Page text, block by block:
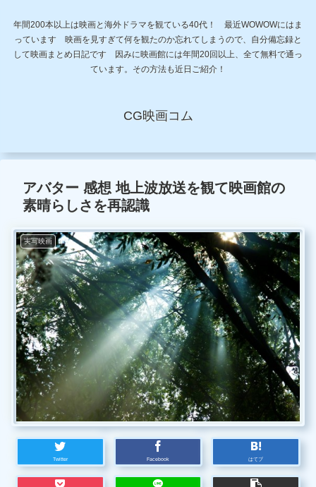
年間200本以上は映画と海外ドラマを観ている40代！ 最近WOWOWにはま
っています 映画を見すぎて何を観たのか忘れてしまうので、自分備忘録と
して映画まとめ日記です 因みに映画館には年間20回以上、全て無料で通っ
ています。その方法も近日ご紹介！
CG映画コム
アバター 感想 地上波放送を観て映画館の
素晴らしさを再認識
実写映画
Twitter Facebook はてブ